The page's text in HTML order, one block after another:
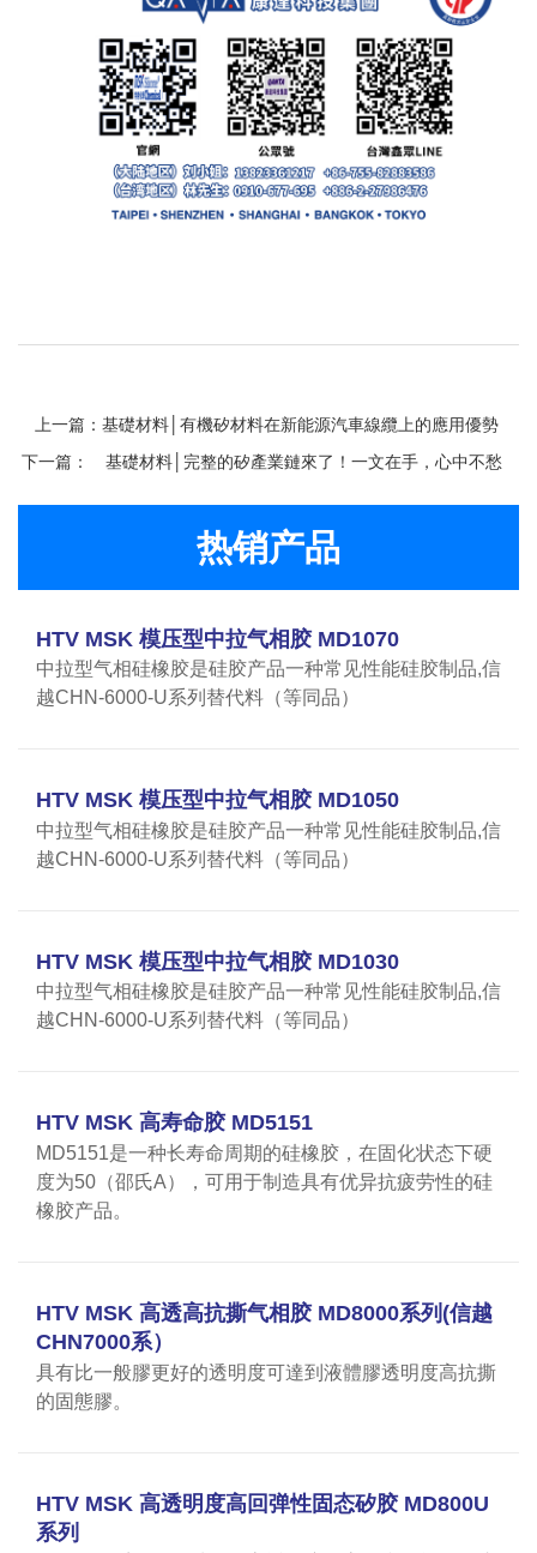
上一篇：基礎材料│有機矽材料在新能源汽車線纜上的應用優勢
下一篇：
基礎材料│完整的矽產業鏈來了！一文在手，心中不愁
热销产品
HTV MSK 模压型中拉气相胶 MD1070
中拉型气相硅橡胶是硅胶产品一种常见性能硅胶制品,信
越CHN-6000-U系列替代料（等同品）
HTV MSK 模压型中拉气相胶 MD1050
中拉型气相硅橡胶是硅胶产品一种常见性能硅胶制品,信
越CHN-6000-U系列替代料（等同品）
HTV MSK 模压型中拉气相胶 MD1030
中拉型气相硅橡胶是硅胶产品一种常见性能硅胶制品,信
越CHN-6000-U系列替代料（等同品）
HTV MSK 高寿命胶 MD5151
MD5151是一种长寿命周期的硅橡胶，在固化状态下硬
度为50（邵氏A），可用于制造具有优异抗疲劳性的硅
橡胶产品。
HTV MSK 高透高抗撕气相胶 MD8000系列(信越
CHN7000系）
具有比一般膠更好的透明度可達到液體膠透明度高抗撕
的固態膠。
HTV MSK 高透明度高回弹性固态矽胶 MD800U
系列